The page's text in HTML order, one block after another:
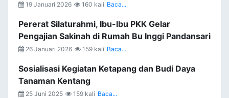
19 Januari 2026 160 kali Baca...
Pererat Silaturahmi, Ibu-Ibu PKK Gelar
Pengajian Sakinah di Rumah Bu Inggi Pandansari
26 Januari 2026 159 kali Baca...
Sosialisasi Kegiatan Ketapang dan Budi Daya
Tanaman Kentang
25 Juni 2025 159 kali Baca...